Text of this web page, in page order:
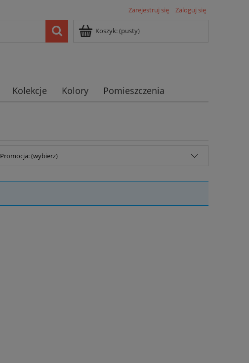
Zarejestruj się Zaloguj się
Koszyk:(pusty)
Kolekcje Kolory Pomieszczenia
Promocja: (wybierz)